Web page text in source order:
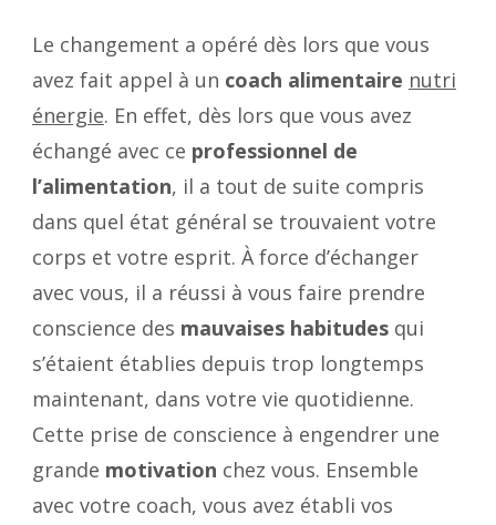
Le changement a opéré dès lors que vous
avez fait appel à un coach alimentaire nutri
énergie. En effet, dès lors que vous avez
échangé avec ce professionnel de
l’alimentation, il a tout de suite compris
dans quel état général se trouvaient votre
corps et votre esprit. À force d’échanger
avec vous, il a réussi à vous faire prendre
conscience des mauvaises habitudes qui
s’étaient établies depuis trop longtemps
maintenant, dans votre vie quotidienne.
Cette prise de conscience à engendrer une
grande motivation chez vous. Ensemble
avec votre coach, vous avez établi vos